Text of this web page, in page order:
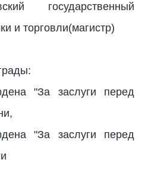
государственный
и торговли(магистр)
"За заслуги перед
"За заслуги перед